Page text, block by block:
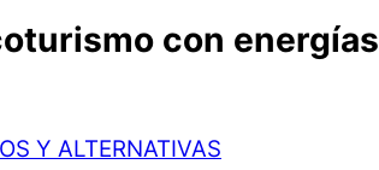
con
Y ALTERNATIVAS